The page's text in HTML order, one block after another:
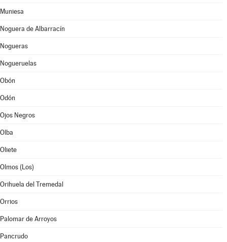
Muniesa
Noguera de Albarracín
Nogueras
Nogueruelas
Obón
Odón
Ojos Negros
Olba
Oliete
Olmos (Los)
Orihuela del Tremedal
Orrios
Palomar de Arroyos
Pancrudo